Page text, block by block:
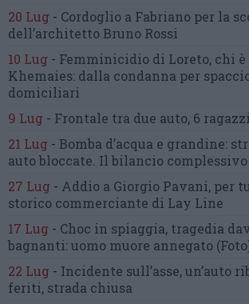
20 Lug - Cordoglio a Fabriano per la
dell’architetto Bruno Rossi
10 Lug - Femminicidio di Loreto, chi è
Khemaies: dalla condanna per
domiciliari
9 Lug - Frontale tra due auto, 6
21 Lug - Bomba d’acqua e grandine:
auto bloccate. Il bilancio complessivo
27 Lug - Addio a Giorgio Pavani, per
storico commerciante di Lay Line
17 Lug - Choc in spiaggia, tragedia
bagnanti:uomo muore annegato
22 Lug - Incidente sull’asse, un’auto
feriti, strada chiusa